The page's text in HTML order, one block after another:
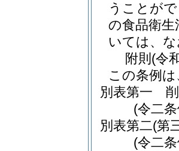
うことが
の食品衛
いては、
附則 (令
この条例
別表第一 削
(令二
別表第二(第
(令二